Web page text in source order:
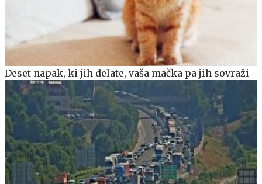
Deset napak, ki jih delate, vaša mačka pa jih sovraži